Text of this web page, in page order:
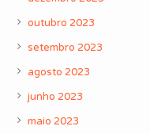
outubro 2023
setembro 2023
agosto 2023
junho 2023
maio 2023